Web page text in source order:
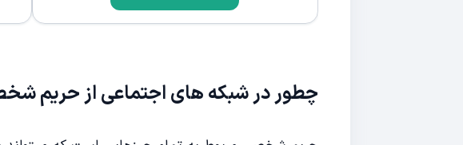
چطور در شبکه های اجتماعی از حریم